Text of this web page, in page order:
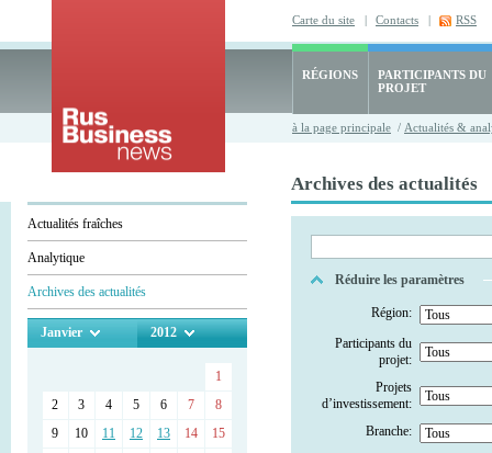
Carte du site | Contacts | RSS
RÉGIONS
PARTICIPANTS DU
PROJET
à la page principale / Actualités &
Actualités fraîches
Analytique
Archives des actualités
Janvier 2012
1
2
3 4 5 6 7
8
9
10 11 12 13 14
15
Archives des actualités
Réduire les paramètres
Région:
Participants du
projet:
Projets
d’investissement:
Branche: